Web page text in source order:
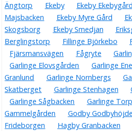
Ängtorp
Ekeby Ekeby Ekebygård
Majsbacken
Ekeby Myre Gård
Skogsborg
Ekeby Smedjan
Berglingstorp
Fillinge Björkebo
Fjärsmansvägen
Fågryte
Garlinge Elovsgården
Garlinge
Granlund
Garlinge Nornbergs
Skatberget
Garlinge Stenhagen
Garlinge Sågbacken
Garlinge
Gammelgården
Godby
Frideborgen
Hagby Granbacken